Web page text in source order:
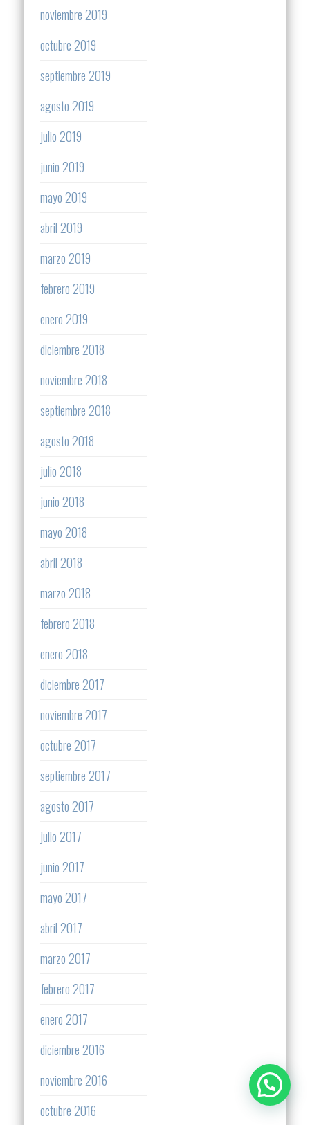
noviembre 2019
octubre 2019
septiembre 2019
agosto 2019
julio 2019
junio 2019
mayo 2019
abril 2019
marzo 2019
febrero 2019
enero 2019
diciembre 2018
noviembre 2018
septiembre 2018
agosto 2018
julio 2018
junio 2018
mayo 2018
abril 2018
marzo 2018
febrero 2018
enero 2018
diciembre 2017
noviembre 2017
octubre 2017
septiembre 2017
agosto 2017
julio 2017
junio 2017
mayo 2017
abril 2017
marzo 2017
febrero 2017
enero 2017
diciembre 2016
noviembre 2016
octubre 2016